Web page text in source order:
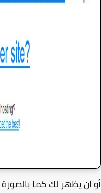
يظهر لك كما بالصورة